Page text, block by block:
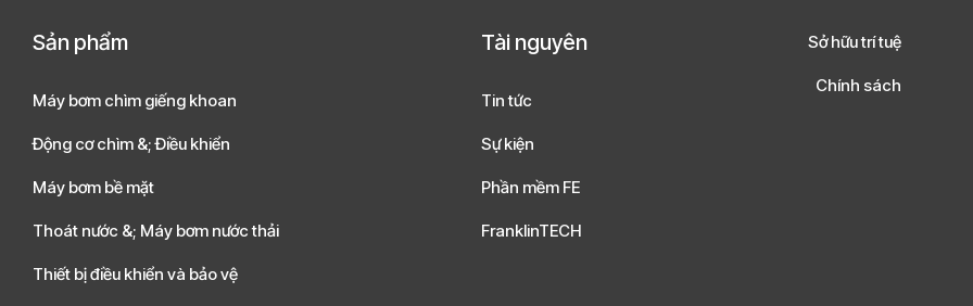
Sản phẩm
Máy bơm chìm giếng khoan
Động cơ chìm &; Điều khiển
Máy bơm bề mặt
Thoát nước &; Máy bơm nước thải
Thiết bị điều khiển và bảo vệ
Tài nguyên
Tin tức
Sự kiện
Phần mềm FE
FranklinTECH
Sở hữu trí tuệ
Chính sách